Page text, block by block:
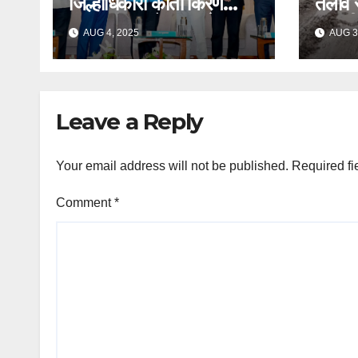
पुजार यांचा ब्राँझपदकाने
सन्मान
AUG 4, 2025
मागणी
AUG
Leave a Reply
Your email address will not be published. Required
Comment*